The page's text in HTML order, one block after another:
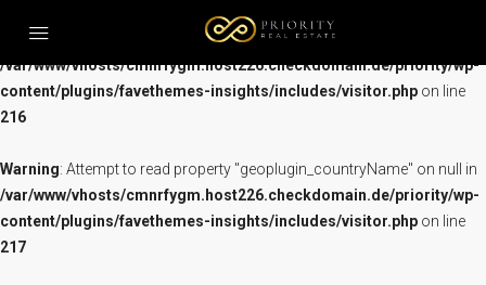
Warning
: Attempt to read property "geoplugin_city" on null in
/var/www/vhosts/cmnrfygm.host226.checkdomain.de/priority/wp-
content/plugins/favethemes-insights/includes/visitor.php on line
216
Warning: Attempt to read property "geoplugin_countryName" on null in
/var/www/vhosts/cmnrfygm.host226.checkdomain.de/priority/wp-
content/plugins/favethemes-insights/includes/visitor.php on line
217
HOME
PODGORICA
ULCINJ